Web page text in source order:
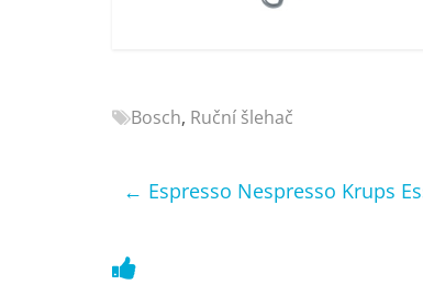
OK,
televize,
telefony,
Bosch, Ruční šlehač
← Espresso Nespresso Krups